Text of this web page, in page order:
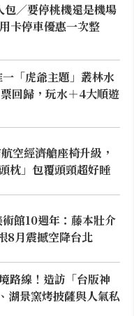
／要停桃機還是機場
卡停車優惠一次整
一「虎爺主題」叢林水
回歸，玩水＋4大順遊
空經濟艙座椅升級，
枕」包覆頭頸超好睡
館10週年：藤本壯介
8月震撼空降台北
路線！造訪「台版神
湖景窯烤披薩與人氣私